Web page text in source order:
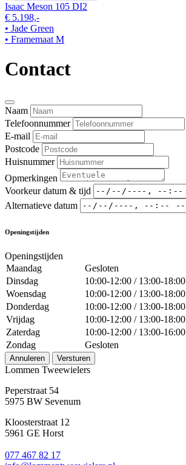
Isaac Meson 105 DI2
€ 5.198,-
• Jade Green
• Framemaat M
Contact
Naam
Telefoonnummer
E-mail
Postcode
Huisnummer
Opmerkingen
Voorkeur datum & tijd
Alternatieve datum
Openingstijden
Openingstijden
Maandag
Gesloten
Dinsdag
10:00-12:00 / 13:00-18:00
Woensdag
10:00-12:00 / 13:00-18:00
Donderdag
10:00-12:00 / 13:00-18:00
Vrijdag
10:00-12:00 / 13:00-18:00
Zaterdag
10:00-12:00 / 13:00-16:00
Zondag
Gesloten
Annuleren Versturen
Lommen Tweewielers
Peperstraat 54
5975 BW Sevenum
Kloosterstraat 12
5961 GE Horst
077 467 82 17